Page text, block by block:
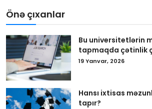
Önə çıxanlar
Bu universitetlərin
tapmaqda çətinlik
19 Yanvar, 2026
Hansı ixtisas
tapır?